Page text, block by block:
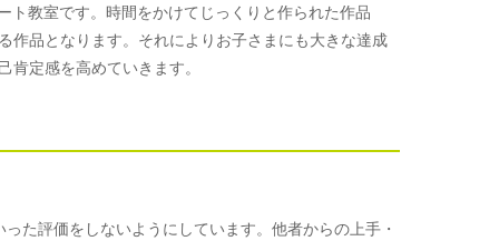
ト教室です。時間をかけてじっくりと作られた作品
作品となります。それによりお子さまにも大きな達成
定感を高めていきます。
た評価をしないようにしています。他者からの上手・